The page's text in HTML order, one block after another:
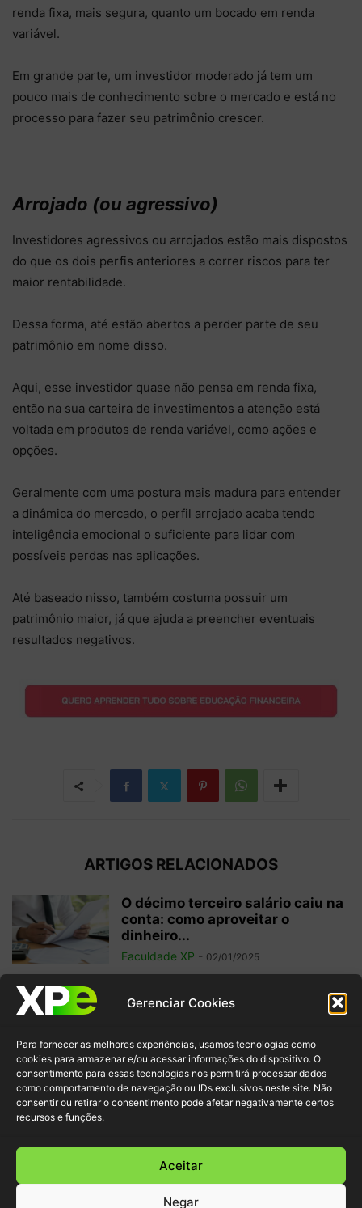
Gerenciar Cookies
Para fornecer as melhores experiências, usamos tecnologias como
cookies para armazenar e/ou acessar informações do dispositivo. O
consentimento para essas tecnologias nos permitirá processar dados
como comportamento de navegação ou IDs exclusivos neste site. Não
consentir ou retirar o consentimento pode afetar negativamente certos
recursos e funções.
Aceitar
Negar
renda fixa, mais segura, quanto um bocado em renda
variável.
Em grande parte, um investidor moderado já tem um
pouco mais de conhecimento sobre o mercado e está no
processo para fazer seu patrimônio crescer.
Arrojado (ou agressivo)
Investidores agressivos ou arrojados estão mais dispostos
do que os dois perfis anteriores a correr riscos para ter
maior rentabilidade.
Dessa forma, até estão abertos a perder parte de seu
patrimônio em nome disso.
Aqui, esse investidor quase não pensa em renda fixa,
então na sua carteira de investimentos a atenção está
voltada em produtos de renda variável, como ações e
opções.
Geralmente com uma postura mais madura para entender
a dinâmica do mercado, o perfil arrojado acaba tendo
inteligência emocional o suficiente para lidar com
possíveis perdas nas aplicações.
Até baseado nisso, também costuma possuir um
patrimônio maior, já que ajuda a preencher eventuais
resultados negativos.
ARTIGOS RELACIONADOS
O décimo terceiro salário caiu na
conta: como aproveitar o
dinheiro...
Faculdade XP - 02/01/2025
Investimentos internacionais:
vale a pena investir fora do
Faculdade XP - 04/10/2024
Criptomoedas: regulamentações
e inovação para garantir
Faculdade XP - 30/09/2024